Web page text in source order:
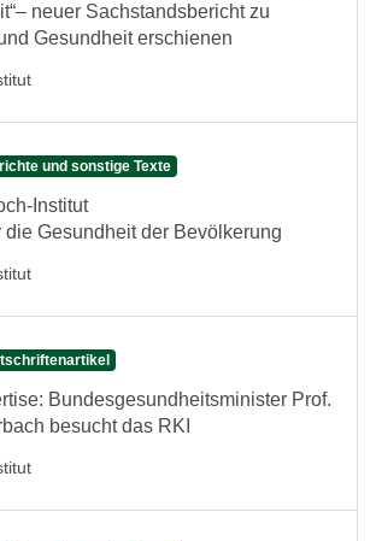
neuer Sachstandsbericht zu
Gesundheit erschienen
und sonstige Texte
Institut
die Gesundheit der Bevölkerung
Bundesgesundheitsminister Prof.
besucht das RKI